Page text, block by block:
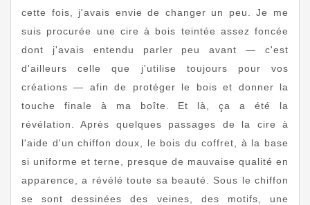
cette fois, j'avais envie de changer un peu. Je me
suis procurée une cire à bois teintée assez foncée
dont j'avais entendu parler peu avant — c'est
d'ailleurs celle que j'utilise toujours pour vos
créations — afin de protéger le bois et donner la
touche finale à ma boîte. Et là, ça a été la
révélation. Après quelques passages de la cire à
l'aide d'un chiffon doux, le bois du coffret, à la base
si uniforme et terne, presque de mauvaise qualité en
apparence, a révélé toute sa beauté. Sous le chiffon
se sont dessinées des veines, des motifs, une